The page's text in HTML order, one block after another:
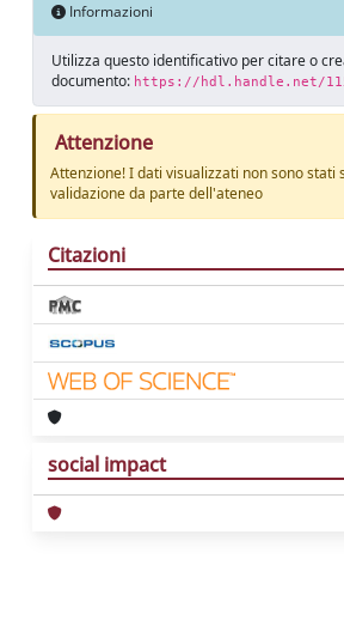
Informazioni
Utilizza questo identificativo per citare o
documento: https://hdl.handle.net/
Attenzione
Attenzione! I dati visualizzati non sono stati
validazione da parte dell'ateneo
Citazioni
social impact